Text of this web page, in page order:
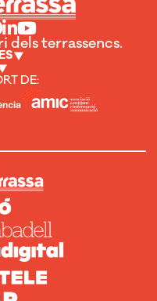
dels terrassencs.
DE: